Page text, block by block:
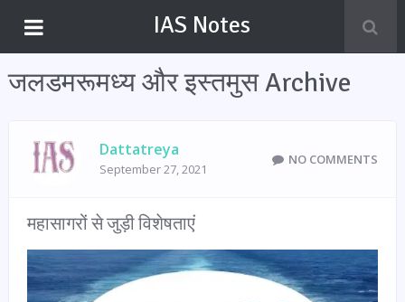
IAS Notes
जलडमरूमध्य और इस्तमुस Archive
Dattatreya
September 27, 2021
NO COMMENTS
महासागरों से जुड़ी विशेषताएं